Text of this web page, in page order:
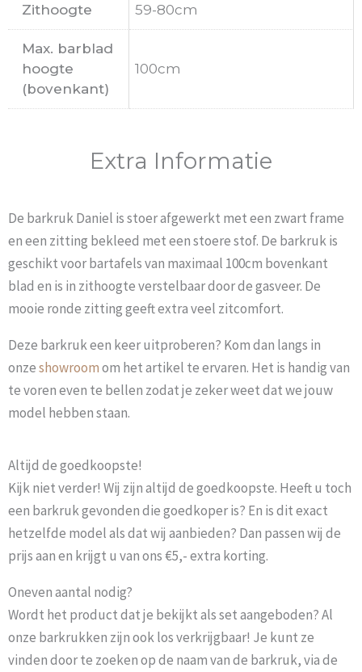
Zithoogte 59-80cm
Max. barblad
hoogte
(bovenkant)
100cm
Extra Informatie
De barkruk Daniel is stoer afgewerkt met een zwart frame
en een zitting bekleed met een stoere stof. De barkruk is
geschikt voor bartafels van maximaal 100cm bovenkant
blad en is in zithoogte verstelbaar door de gasveer. De
mooie ronde zitting geeft extra veel zitcomfort.
Deze barkruk een keer uitproberen? Kom dan langs in
onzeshowroomom het artikel te ervaren. Het is handig van
te voren even te bellen zodat je zeker weet dat we jouw
model hebben staan.
Altijd de goedkoopste!
Kijk niet verder! Wij zijn altijd de goedkoopste. Heeft u toch
een barkruk gevonden die goedkoper is? En is dit exact
hetzelfde model als dat wij aanbieden? Dan passen wij de
prijs aan en krijgt u van ons €5,- extra korting.
Oneven aantal nodig?
Wordt het product dat je bekijkt als set aangeboden? Al
onze barkrukken zijn ook los verkrijgbaar! Je kunt ze
vinden door te zoeken op de naam van de barkruk, via de